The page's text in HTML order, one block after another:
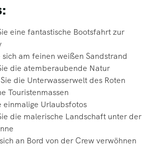
eine fantastische Bootsfahrt zur
sich am feinen weißen Sandstrand
die atemberaubende Natur
die Unterwasserwelt des Roten
Touristenmassen
einmalige Urlaubsfotos
die malerische Landschaft unter der
an Bord von der Crew verwöhnen